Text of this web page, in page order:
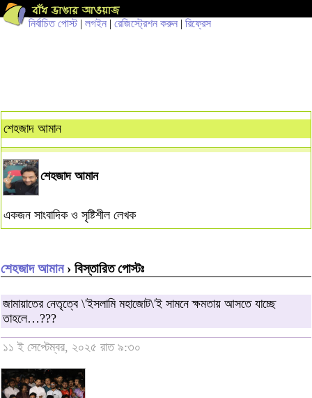
নির্বাচিত পোস্ট| লগইন | রেজিস্ট্রেশন করুন | রিফ্রেস
শেহজাদ আমান
শেহজাদ আমান
একজন সাংবাদিক ও সৃষ্টিশীল লেখক
শেহজাদ আমান› বিস্তারিত পোস্টঃ
জামায়াতের নেতৃত্বে \'ইসলামি মহাজোট\'ই সামনে ক্ষমতায় আসতে যাচ্ছে
তাহলে…???
১১ ই সেপ্টেম্বর, ২০২৫ রাত ৯:৩০